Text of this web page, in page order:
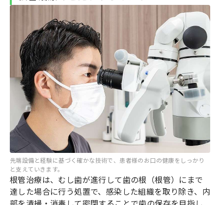
先端設備と経験に基づく確かな技術で、患者様のお口の健康をしっかり
と支えていきます。
根管治療は、むし歯が進行して歯の根（根管）にまで
達した場合に行う処置で、感染した組織を取り除き、内